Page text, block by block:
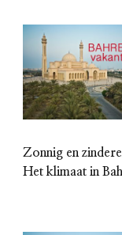
Zonnig en
Het klimaat in